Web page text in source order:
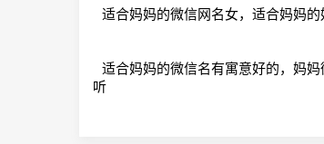
适合妈妈的微信网名女，适合妈妈的
适合妈妈的微信名有寓意好的，妈
听